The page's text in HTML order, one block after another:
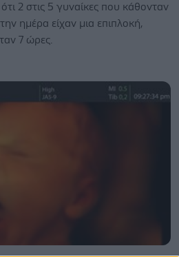
2 στις 5 γυναίκες που κάθονταν
ημέρα είχαν μια επιπλοκή,
7 ώρες.